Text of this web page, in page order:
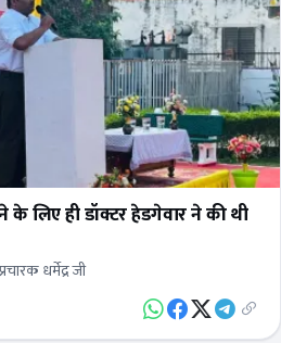
लिए ही डॉक्टर हेडगेवार ने की थी
धर्मेद्र जी